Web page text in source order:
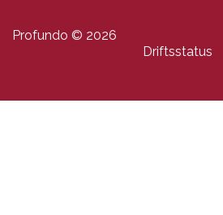
Profundo © 2026
Driftsstatus